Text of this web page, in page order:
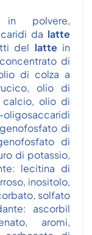
in polvere,
da latte
del latte in
di
di colza a
olio di
olio di
di
di
di potassio,
lecitina di
inositolo,
solfato
ascorbil
aromi,